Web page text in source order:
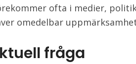
ofta i medier,
omedelbar
fråga